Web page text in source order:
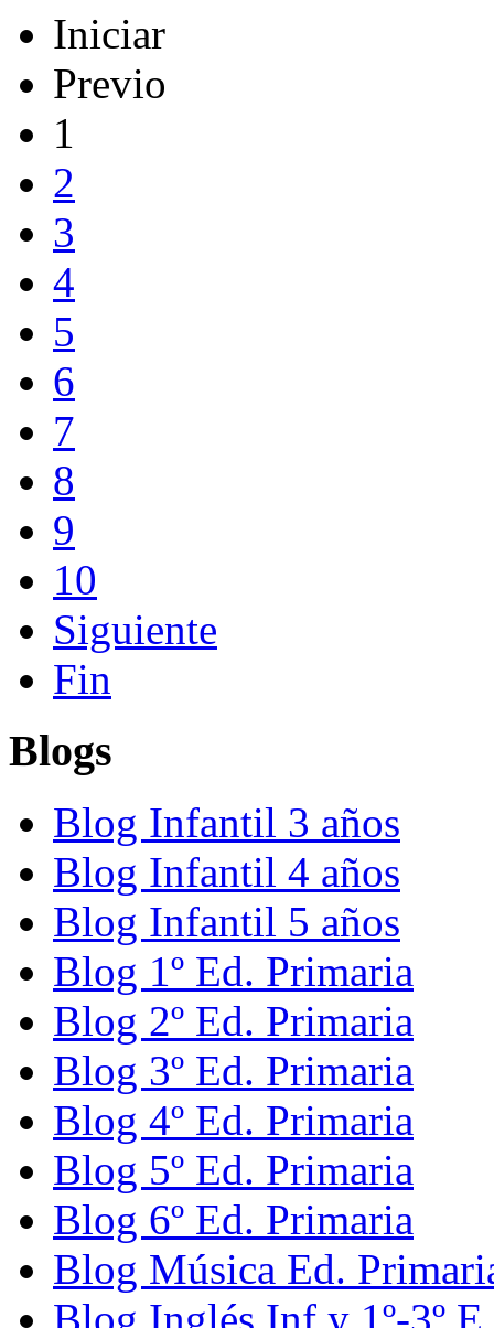
Iniciar
Previo
1
2
3
4
5
6
7
8
9
10
Siguiente
Fin
Blogs
Blog Infantil 3 años
Blog Infantil 4 años
Blog Infantil 5 años
Blog 1º Ed. Primaria
Blog 2º Ed. Primaria
Blog 3º Ed. Primaria
Blog 4º Ed. Primaria
Blog 5º Ed. Primaria
Blog 6º Ed. Primaria
Blog Música Ed.
Blog Inglés Inf y 1º-3º